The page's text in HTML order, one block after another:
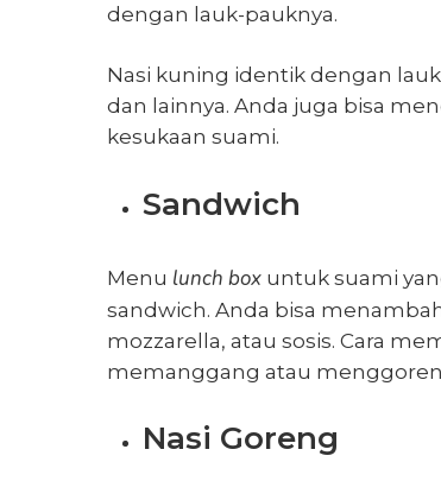
dengan lauk-pauknya.
Nasi kuning identik dengan
dan lainnya. Anda juga bisa
kesukaan suami.
Sandwich
Menu lunch box untuk suami
sandwich. Anda bisa
mozzarella, atau sosis. Cara
memanggang atau
Nasi Goreng